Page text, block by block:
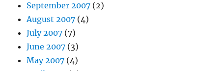
September 2007 (2)
August 2007 (4)
July 2007 (7)
June 2007 (3)
May 2007 (4)